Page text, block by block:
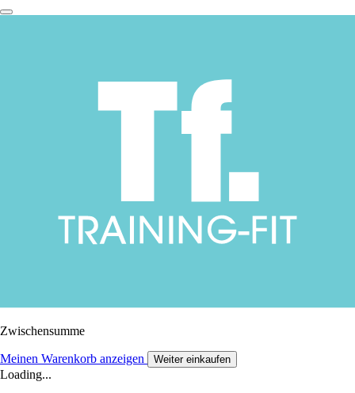
Zwischensumme
Meinen Warenkorb anzeigen Weiter einkaufen
Loading...